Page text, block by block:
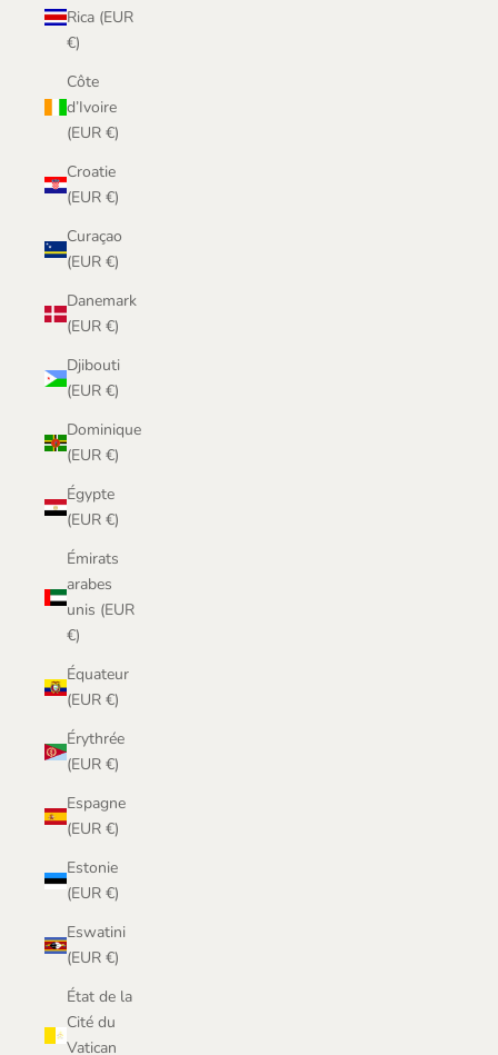
Rica (EUR
€)
Côte
d’Ivoire
(EUR €)
Croatie
(EUR €)
Curaçao
(EUR €)
Danemark
(EUR €)
Djibouti
(EUR €)
Dominique
(EUR €)
Égypte
(EUR €)
Émirats
arabes
unis (EUR
€)
Équateur
(EUR €)
Érythrée
(EUR €)
Espagne
(EUR €)
Estonie
(EUR €)
Eswatini
(EUR €)
État de la
Cité du
Vatican